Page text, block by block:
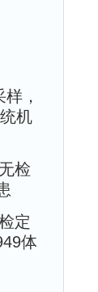
，
机
检
定
体